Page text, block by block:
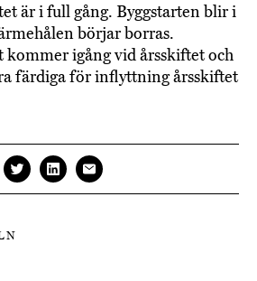
är i full gång. Byggstarten blir i
börjar borras.
igång vid årsskiftet och
färdiga för inflyttning årsskiftet